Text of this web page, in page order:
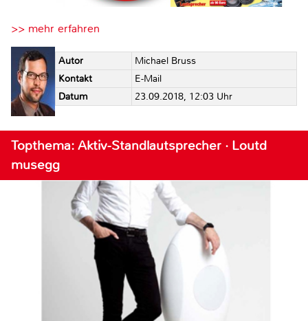
>> mehr erfahren
Autor
Michael Bruss
Kontakt
E-Mail
Datum
23.09.2018, 12:03 Uhr
Topthema: Aktiv-Standlautsprecher · Loutd
musegg